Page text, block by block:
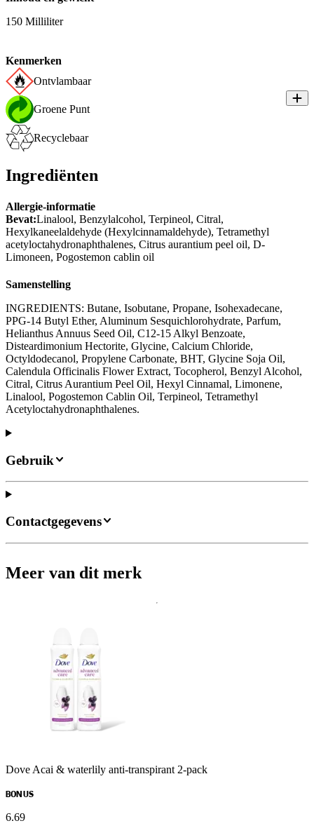
150 Milliliter
Kenmerken
Ontvlambaar
Groene Punt
Recyclebaar
Ingrediënten
Allergie-informatie
Bevat:Linalool, Benzylalcohol, Terpineol, Citral,
Hexylkaneelaldehyde (Hexylcinnamaldehyde), Tetramethyl
acetyloctahydronaphthalenes, Citrus aurantium peel oil, D-
Limoneen, Pogostemon cablin oil
Samenstelling
INGREDIENTS: Butane, Isobutane, Propane, Isohexadecane,
PPG-14 Butyl Ether, Aluminum Sesquichlorohydrate, Parfum,
Helianthus Annuus Seed Oil, C12-15 Alkyl Benzoate,
Disteardimonium Hectorite, Glycine, Calcium Chloride,
Octyldodecanol, Propylene Carbonate, BHT, Glycine Soja Oil,
Calendula Officinalis Flower Extract, Tocopherol, Benzyl Alcohol,
Citral, Citrus Aurantium Peel Oil, Hexyl Cinnamal, Limonene,
Linalool, Pogostemon Cablin Oil, Terpineol, Tetramethyl
Acetyloctahydronaphthalenes.
Gebruik
Contactgegevens
Meer van dit merk
Dove Acai & waterlily anti-transpirant 2-pack
BONUS
6.69